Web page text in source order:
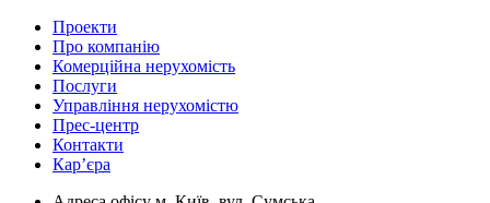
Проекти
Про компанію
Комерційна нерухомість
Послуги
Управління нерухомістю
Прес-центр
Контакти
Кар’єра